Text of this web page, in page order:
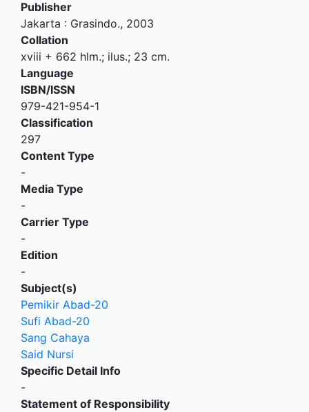
Publisher
Jakarta : Grasindo., 2003
Collation
xviii + 662 hlm.; ilus.; 23 cm.
Language
ISBN/ISSN
979-421-954-1
Classification
297
Content Type
-
Media Type
-
Carrier Type
-
Edition
-
Subject(s)
Pemikir Abad-20
Sufi Abad-20
Sang Cahaya
Said Nursi
Specific Detail Info
-
Statement of Responsibility